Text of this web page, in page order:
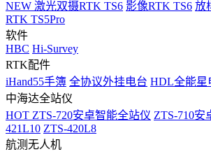
NEW 激光双摄RTK TS6 影像RTK TS6 放
RTK TS5Pro
软件
HBC Hi-Survey
RTK配件
iHand55手簿 全协议外挂电台 HDL全能星
中海达全站仪
HOT ZTS-720安卓智能全站仪 ZTS-710安
421L10 ZTS-420L8
航测无人机